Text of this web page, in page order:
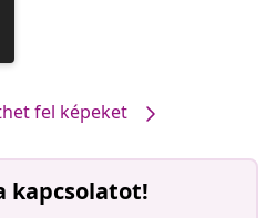
fel képeket
kapcsolatot!